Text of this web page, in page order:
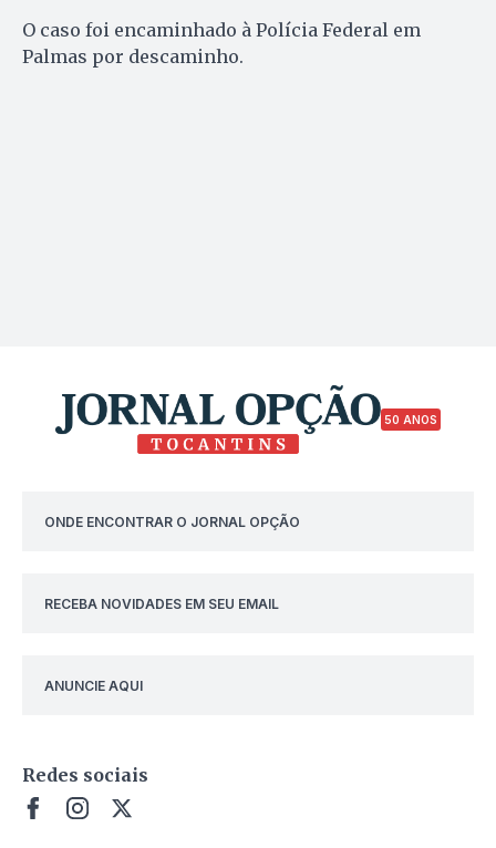
O caso foi encaminhado à Polícia Federal em
Palmas por descaminho.
50 ANOS
ONDE ENCONTRAR O JORNAL OPÇÃO
RECEBA NOVIDADES EM SEU EMAIL
ANUNCIE AQUI
Redes sociais